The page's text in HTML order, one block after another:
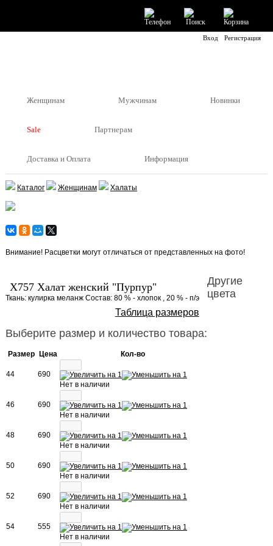
Вход Регистрация
Женщинам Мужчинам Новинки
Sale Партнерам
Доставка и Оплата Информация
Каталог Женщинам Халаты
Внимание! Расцветки могут отличаться от представленных на фото!
Х757 Халат женский "Пурпур"
Ткань: кулирка меланж Состав: 80 % - хлопок , 20 % - п/э
Таблица размеров
Выберите размер и количество товара:
Размер Цена Кол-во
44
690
Нет в наличии
46
690
Нет в наличии
48
690
Нет в наличии
50
690
Нет в наличии
52
690
Нет в наличии
54
555
Нет в наличии
Другие
цвета